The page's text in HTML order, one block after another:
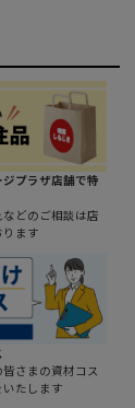
プラザ店舗で特
どのご相談は店
ます
さまの資材コス
いたします